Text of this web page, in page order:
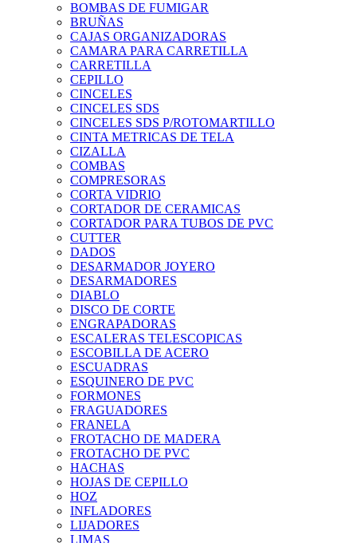
BOMBAS DE FUMIGAR
BRUÑAS
CAJAS ORGANIZADORAS
CAMARA PARA CARRETILLA
CARRETILLA
CEPILLO
CINCELES
CINCELES SDS
CINCELES SDS P/ROTOMARTILLO
CINTA METRICAS DE TELA
CIZALLA
COMBAS
COMPRESORAS
CORTA VIDRIO
CORTADOR DE CERAMICAS
CORTADOR PARA TUBOS DE PVC
CUTTER
DADOS
DESARMADOR JOYERO
DESARMADORES
DIABLO
DISCO DE CORTE
ENGRAPADORAS
ESCALERAS TELESCOPICAS
ESCOBILLA DE ACERO
ESCUADRAS
ESQUINERO DE PVC
FORMONES
FRAGUADORES
FRANELA
FROTACHO DE MADERA
FROTACHO DE PVC
HACHAS
HOJAS DE CEPILLO
HOZ
INFLADORES
LIJADORES
LIMAS